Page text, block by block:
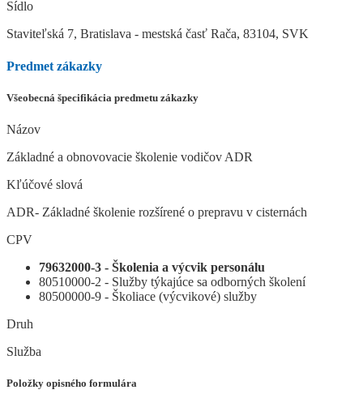
Sídlo
Staviteľská 7, Bratislava - mestská časť Rača, 83104, SVK
Predmet zákazky
Všeobecná špecifikácia predmetu zákazky
Názov
Základné a obnovovacie školenie vodičov ADR
Kľúčové slová
ADR- Základné školenie rozšírené o prepravu v cisternách
CPV
79632000-3 - Školenia a výcvik personálu
80510000-2 - Služby týkajúce sa odborných školení
80500000-9 - Školiace (výcvikové) služby
Druh
Služba
Položky opisného formulára